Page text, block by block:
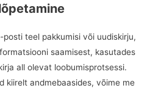
teel pakkumisi või uudiskirju,
saamisest, kasutades
all olevat loobumisprotsessi.
kiirelt andmebaasides, võime me